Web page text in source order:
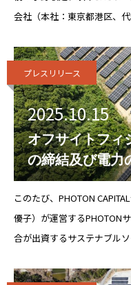
会社（本社：東京都港区、
グリッドアセットマ
プレスリリース
2025.10.15
オフサイトフィ
の締結及び電力
このたび、PHOTON
優子）が運営するPHOTON
合が出資するサステナブル
以下「中部